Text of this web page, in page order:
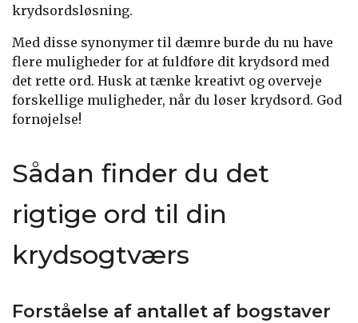
krydsordsløsning.
Med disse synonymer til dæmre burde du nu have
flere muligheder for at fuldføre dit krydsord med
det rette ord. Husk at tænke kreativt og overveje
forskellige muligheder, når du løser krydsord. God
fornøjelse!
Sådan finder du det
rigtige ord til din
krydsogtværs
Forståelse af antallet af bogstaver